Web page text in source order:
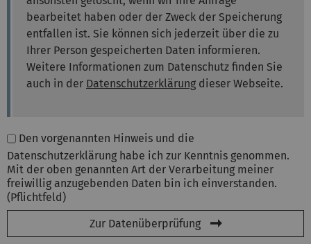
bearbeitet haben oder der Zweck der Speicherung
entfallen ist. Sie können sich jederzeit über die zu
Ihrer Person gespeicherten Daten informieren.
Weitere Informationen zum Datenschutz finden Sie
auch in der Datenschutzerklärung dieser Webseite.
Datenschutzerklärung habe ich zur Kenntnis genommen.
Mit der oben genannten Art der Verarbeitung meiner
freiwillig anzugebenden Daten bin ich einverstanden.
(Pflichtfeld)
Zur Datenüberprüfung